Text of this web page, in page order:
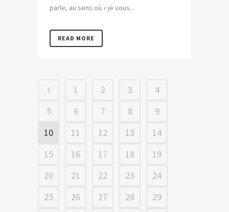
parle, au sens où « je vous...
READ MORE
1 2 3
4
5
6 7 8
9
10
11 12 13
14
15
16 17 18
19
20
21 22 23
24
25
26 27 28
29